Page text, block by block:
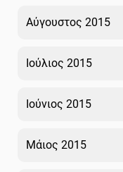
Αύγουστος 2015
Ιούλιος 2015
Ιούνιος 2015
Μάιος 2015